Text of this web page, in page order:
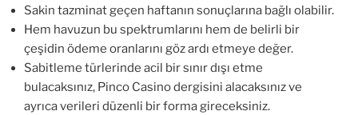
Sakin tazminat geçen haftanın sonuçlarına bağlı olabilir.
Hem havuzun bu spektrumlarını hem de belirli bir
çeşidin ödeme oranlarını göz ardı etmeye değer.
Sabitleme türlerinde acil bir sınır dışı etme
bulacaksınız, Pinco Casino dergisini alacaksınız ve
ayrıca verileri düzenli bir forma gireceksiniz.